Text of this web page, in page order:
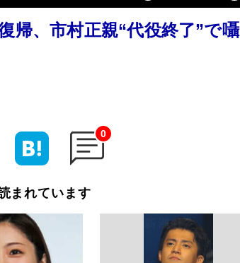
帰、市村正親“代役終了”で囁
0
まれています